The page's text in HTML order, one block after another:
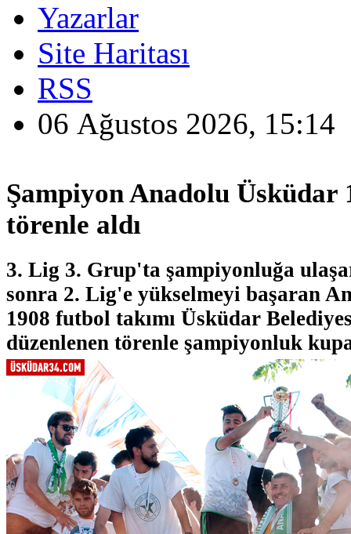
Yazarlar
Site Haritası
RSS
06 Ağustos 2026, 15:14
Şampiyon Anadolu Üsküdar
törenle aldı
3. Lig 3. Grup'ta şampiyonluğa
sonra 2. Lig'e yükselmeyi başaran
1908 futbol takımı Üsküdar
düzenlenen törenle şampiyonluk